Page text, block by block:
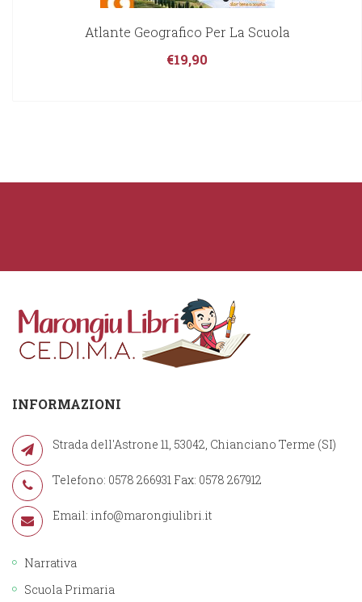
Atlante Geografico Per La Scuola
€19,90
INFORMAZIONI
Strada dell'Astrone 11, 53042, Chianciano Terme (SI)
Telefono: 0578 266931 Fax: 0578 267912
Email: info@marongiulibri.it
Narrativa
Scuola Primaria